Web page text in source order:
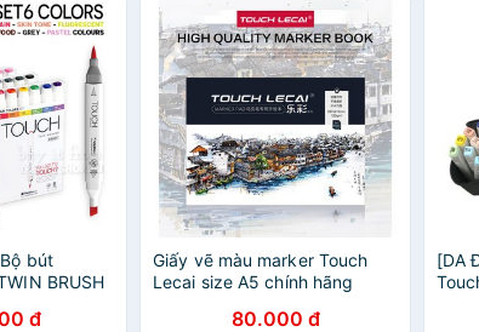
bút
BRUSH
đ
Giấy vẽ màu marker Touch
Lecai size A5 chính hãng
80.000 đ
[DA